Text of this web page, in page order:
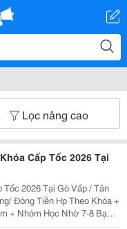
Lọc nâng cao
Cấp Tốc 2026 Tại
2026 Tại Gò Vấp / Tân
+ Nhóm Học Nhờ 7-8 Bạn/
Điểm Lộ Trình, Sách